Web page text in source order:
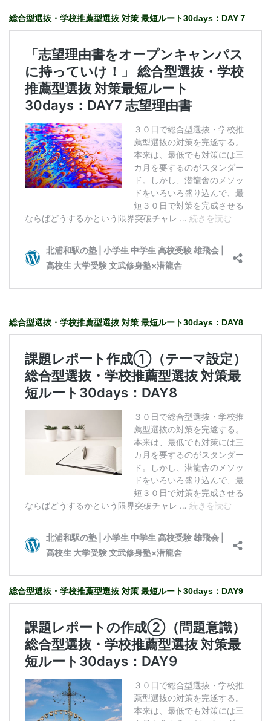
総合型選抜・学校推薦型選抜 対策 最短ルート30days：DAY７
総合型選抜・学校推薦型選抜 対策 最短ルート30days：DAY8
総合型選抜・学校推薦型選抜 対策 最短ルート30days：DAY9